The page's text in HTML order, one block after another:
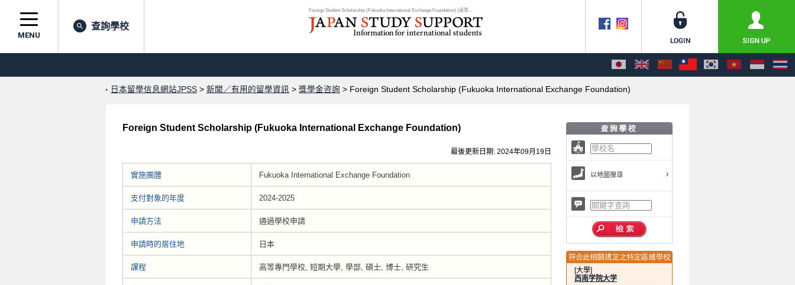
Foreign Student Scholarship (Fukuoka International Exchange Foundation) (高等...
MENU
查詢學校
日本留學信息網站JPSS > 新聞／有用的留學資訊 > 獎學金咨詢 > Foreign Student Scholarship (Fukuoka International Exchange Foundation)
Foreign Student Scholarship (Fukuoka International Exchange Foundation)
最後更新日期: 2024年09月19日
實施團體 Fukuoka International Exchange Foundation
支付對象的年度 2024-2025
申請方法 通過學校申請
申請時的居住地 日本
課程 高等專門學校, 短期大學, 學部, 碩士, 博士, 研究生
以地圖搜尋
[大學]
西南学院大学